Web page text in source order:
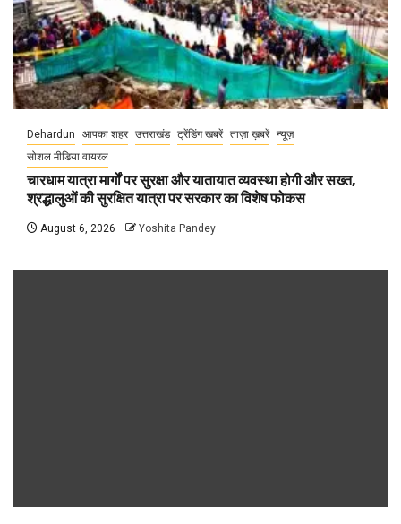
Dehardun आपका शहर उत्तराखंड ट्रेंडिंग खबरें ताज़ा ख़बरें न्यूज़
सोशल मीडिया वायरल
चारधाम यात्रा मार्गों पर सुरक्षा और यातायात व्यवस्था होगी और सख्त,
श्रद्धालुओं की सुरक्षित यात्रा पर सरकार का विशेष फोकस
August 6, 2026 Yoshita Pandey